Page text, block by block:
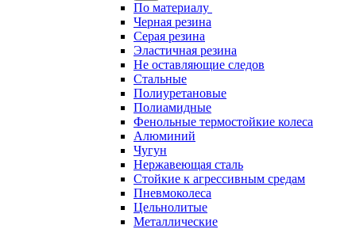
По материалу
Черная резина
Серая резина
Эластичная резина
Не оставляющие следов
Стальные
Полиуретановые
Полиамидные
Фенольные термостойкие колеса
Алюминий
Чугун
Нержавеющая сталь
Стойкие к агрессивным средам
Пневмоколеса
Цельнолитые
Металлические